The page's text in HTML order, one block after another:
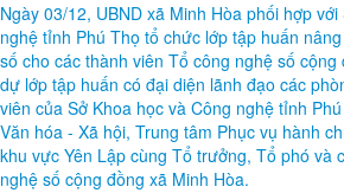
Ngày 03/12, UBND xã Minh Hòa phối hợp
nghệ tỉnh Phú Thọ tổ chức lớp tập huấn
số cho các thành viên Tổ công nghệ số
dự lớp tập huấn có đại diện lãnh đạo các
viên của Sở Khoa học và Công nghệ tỉnh
Văn hóa - Xã hội, Trung tâm Phục vụ hành
khu vực Yên Lập cùng Tổ trưởng, Tổ phó và
nghệ số cộng đồng xã Minh Hòa.